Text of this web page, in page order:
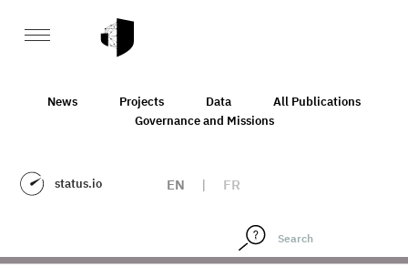
News Projects Data
All Publications
Governance and Missions
status.io EN | FR